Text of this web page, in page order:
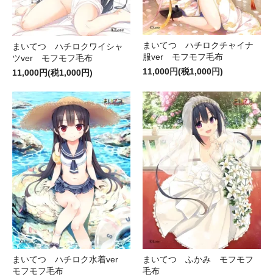
まいてつ ハチロクワイシャ
ツver モフモフ毛布
11,000円(税1,000円)
まいてつ ハチロクチャイナ
服ver モフモフ毛布
11,000円(税1,000円)
まいてつ ハチロク水着ver
モフモフ毛布
まいてつ ふかみ モフモフ
毛布